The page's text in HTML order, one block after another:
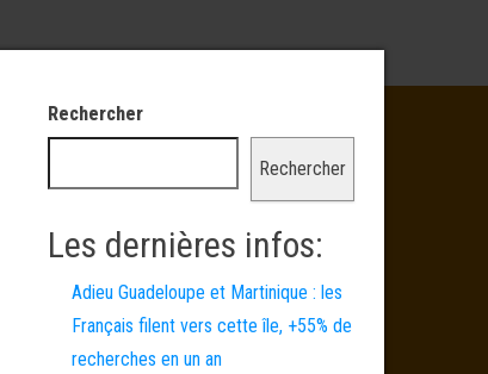
Rechercher
Rechercher
Les dernières infos:
Adieu Guadeloupe et Martinique : les
Français filent vers cette île, +55% de
recherches en un an